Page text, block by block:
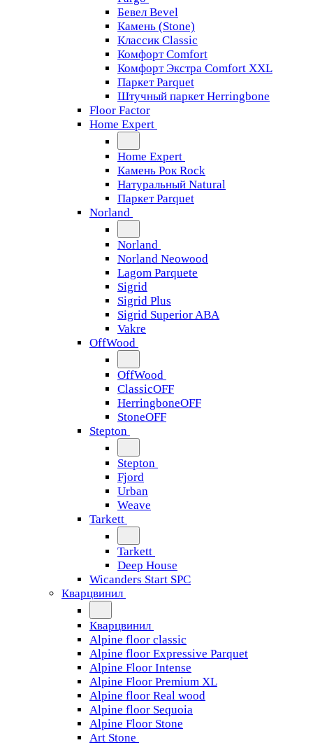
Бевел Bevel
Камень (Stone)
Классик Classic
Комфорт Comfort
Комфорт Экстра Comfort XXL
Паркет Parquet
Штучный паркет Herringbone
Floor Factor
Home Expert
Home Expert
Камень Рок Rock
Натуральный Natural
Паркет Parquet
Norland
Norland
Norland Neowood
Lagom Parquete
Sigrid
Sigrid Plus
Sigrid Superior ABA
Vakre
OffWood
OffWood
ClassicOFF
HerringboneOFF
StoneOFF
Stepton
Stepton
Fjord
Urban
Weave
Tarkett
Tarkett
Deep House
Wicanders Start SPC
Кварцвинил
Кварцвинил
Alpine floor classic
Alpine floor Expressive Parquet
Alpine Floor Intense
Alpine Floor Premium XL
Alpine floor Real wood
Alpine floor Sequoia
Alpine Floor Stone
Art Stone